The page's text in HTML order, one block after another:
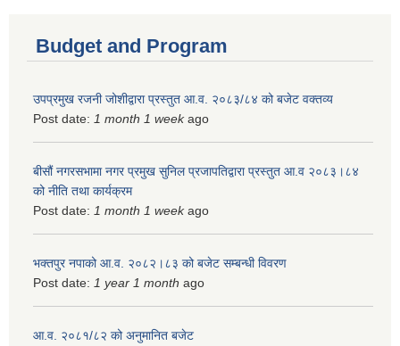
Budget and Program
उपप्रमुख रजनी जोशीद्वारा प्रस्तुत आ.व. २०८३/८४ को बजेट वक्तव्य
Post date: 1 month 1 weekago
बीसौं नगरसभामा नगर प्रमुख सुनिल प्रजापतिद्वारा प्रस्तुत आ.व‍ २०८३।८४
को नीति तथा कार्यक्रम
Post date: 1 month 1 weekago
भक्तपुर नपाको आ.व. २०८२।८३ को बजेट सम्बन्धी विवरण
Post date: 1 year 1 month ago
आ.व. २०८१/८२ को अनुमानित बजेट